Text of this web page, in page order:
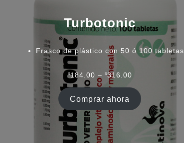
Turbotonic
Frasco de plástico con 50 ó 100 tabletas
$184.00 – $316.00Rango
precios:
desde
$184.00
hasta
$316.00
Comprar ahora